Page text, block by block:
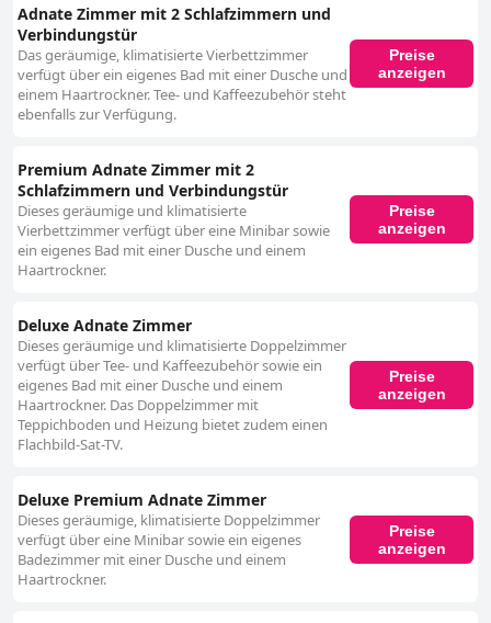
Adnate Zimmer mit 2 Schlafzimmern und
Verbindungstür
Das geräumige, klimatisierte Vierbettzimmer
verfügt über ein eigenes Bad mit einer Dusche und
einem Haartrockner. Tee- und Kaffeezubehör steht
ebenfalls zur Verfügung.
Preise
anzeigen
Premium Adnate Zimmer mit 2
Schlafzimmern und Verbindungstür
Dieses geräumige und klimatisierte
Vierbettzimmer verfügt über eine Minibar sowie
ein eigenes Bad mit einer Dusche und einem
Haartrockner.
Preise
anzeigen
Deluxe Adnate Zimmer
Dieses geräumige und klimatisierte Doppelzimmer
verfügt über Tee- und Kaffeezubehör sowie ein
eigenes Bad mit einer Dusche und einem
Haartrockner. Das Doppelzimmer mit
Teppichboden und Heizung bietet zudem einen
Flachbild-Sat-TV.
Preise
anzeigen
Deluxe Premium Adnate Zimmer
Dieses geräumige, klimatisierte Doppelzimmer
verfügt über eine Minibar sowie ein eigenes
Badezimmer mit einer Dusche und einem
Haartrockner.
Preise
anzeigen